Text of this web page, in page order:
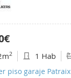
y tiene una
y 2.000€ corta
La vivienda goza
museo IVAM y de
de Cervantes están
andando. Zona
Estaremos
2 1 Hab
piso garaje Patraix